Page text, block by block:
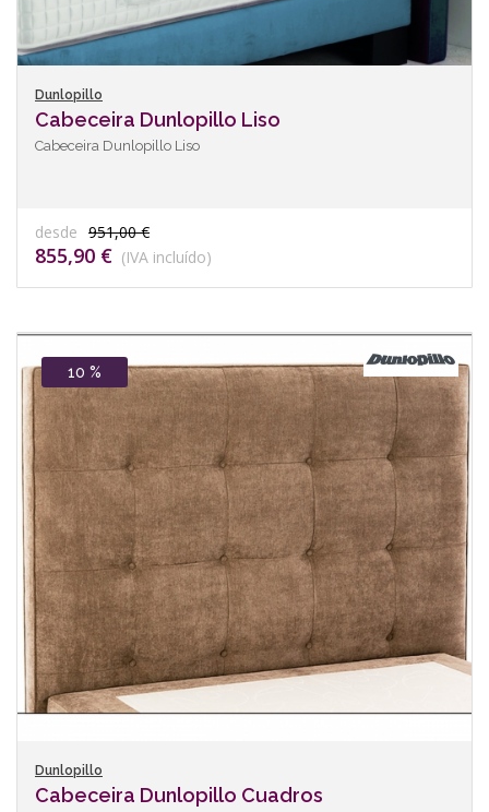
Dunlopillo
Cabeceira Dunlopillo Liso
Cabeceira Dunlopillo Liso
desde 951,00 €
855,90 € (IVA incluído)
10 %
Dunlopillo
Cabeceira Dunlopillo Cuadros